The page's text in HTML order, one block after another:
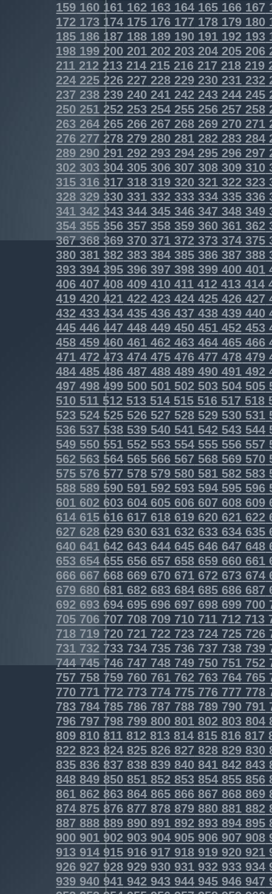
159 160 161 162 163 164 165 166 167
172 173 174 175 176 177 178 179 180
185 186 187 188 189 190 191 192 193
198 199 200 201 202 203 204 205 206
211 212 213 214 215 216 217 218 219
224 225 226 227 228 229 230 231 232
237 238 239 240 241 242 243 244 245
250 251 252 253 254 255 256 257 258
263 264 265 266 267 268 269 270 271
276 277 278 279 280 281 282 283 284
289 290 291 292 293 294 295 296 297
302 303 304 305 306 307 308 309 310
315 316 317 318 319 320 321 322 323
328 329 330 331 332 333 334 335 336
341 342 343 344 345 346 347 348 349
354 355 356 357 358 359 360 361 362
367368 369 370 371 372 373 374 375
380 381 382 383 384 385 386 387 388
393 394 395 396 397 398 399 400 401
406 407 408 409 410 411 412 413 414
419 420 421 422 423 424 425 426 427
432 433 434 435 436 437 438 439 440
445 446 447 448 449 450 451 452 453
458 459 460 461 462 463 464 465 466
471 472 473 474 475 476 477 478 479
484 485 486 487 488 489 490 491 492
497 498 499 500 501 502 503 504 505
510 511 512 513 514 515 516 517 518
523 524 525 526 527 528 529 530 531
536 537 538 539 540 541 542 543 544
549 550 551 552 553 554 555 556 557
562 563 564 565 566 567 568 569 570
575 576 577 578 579 580 581 582 583
588 589 590 591 592 593 594 595 596
601 602 603 604 605 606 607 608 609
614 615 616 617 618 619 620 621 622
627 628 629 630 631 632 633 634 635
640 641 642 643 644 645 646 647 648
653 654 655 656 657 658 659 660 661
666 667 668 669 670 671 672 673 674
679 680 681 682 683 684 685 686 687
692 693 694 695 696 697 698 699 700
705 706 707 708 709 710 711 712 713
718 719 720 721 722 723 724 725 726
731 732 733 734 735 736 737 738 739
744745 746 747 748 749 750 751 752
757 758 759 760 761 762 763 764 765
770 771 772 773 774 775 776 777 778
783 784 785 786 787 788 789 790 791
796 797 798 799 800 801 802 803 804
809 810 811 812 813 814 815 816 817
822 823 824 825 826 827 828 829 830
835 836 837 838 839 840 841 842 843
848 849 850 851 852 853 854 855 856
861 862 863 864 865 866 867 868 869
874 875 876 877 878 879 880 881 882
887 888 889 890 891 892 893 894 895
900 901 902 903 904 905 906 907 908
913 914 915 916 917 918 919 920 921
926 927 928 929 930 931 932 933 934
939 940 941 942 943 944 945 946 947